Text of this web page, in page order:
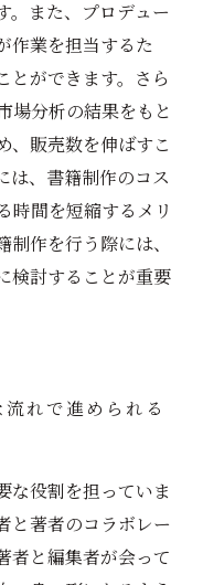
。また、プロデュー
作業を担当するた
とができます。さら
場分析の結果をもと
、販売数を伸ばすこ
は、書籍制作のコス
時間を短縮するメリ
作を行う際には、
検討することが重要
れで進められる
な役割を担っていま
と著者のコラボレー
者と編集者が会って